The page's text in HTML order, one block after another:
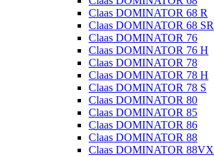
Claas DOMINATOR 68 R
Claas DOMINATOR 68 SR
Claas DOMINATOR 76
Claas DOMINATOR 76 H
Claas DOMINATOR 78
Claas DOMINATOR 78 H
Claas DOMINATOR 78 S
Claas DOMINATOR 80
Claas DOMINATOR 85
Claas DOMINATOR 86
Claas DOMINATOR 88
Claas DOMINATOR 88VX